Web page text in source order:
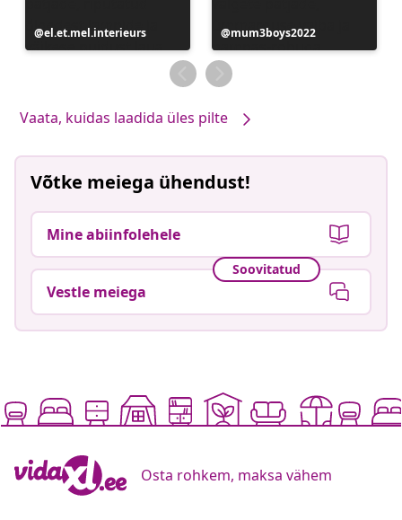
Postitus
avaldatud
el.et.mel.interieurs
Postitus
avaldatud
mum3boys2022
Vaata, kuidas laadida üles pilte
Võtke meiega ühendust!
Mine abiinfolehele
Soovitatud
Vestle meiega
Osta rohkem, maksa vähem